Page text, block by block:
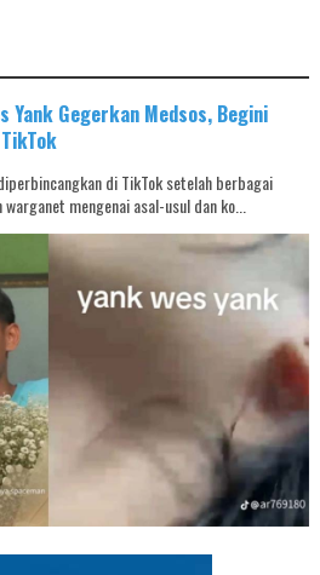
Yank Gegerkan Medsos, Begini
di TikTok setelah berbagai
mengenai asal-usul dan ko...